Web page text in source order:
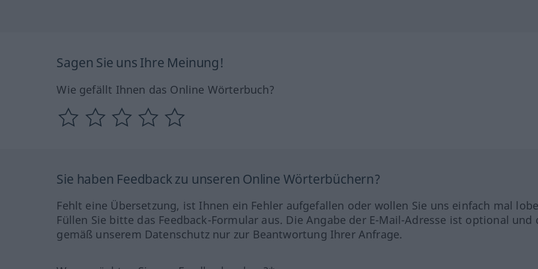
Sagen Sie uns Ihre Meinung!
Wie gefällt Ihnen das Online Wörterbuch?
Sie haben Feedback zu unseren Online Wörterbüchern?
Fehlt eine Übersetzung, ist Ihnen ein Fehler aufgefallen oder wollen Sie uns einfach mal
Füllen Sie bitte das Feedback-Formular aus. Die Angabe der E-Mail-Adresse ist optional und
gemäß unserem Datenschutz nur zur Beantwortung Ihrer Anfrage.